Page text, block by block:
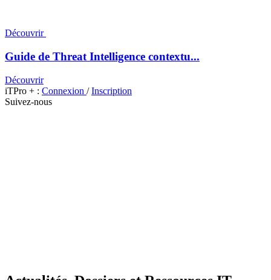
Découvrir
Guide de Threat Intelligence contextu...
Découvrir
iTPro + : Connexion /Inscription
Suivez-nous